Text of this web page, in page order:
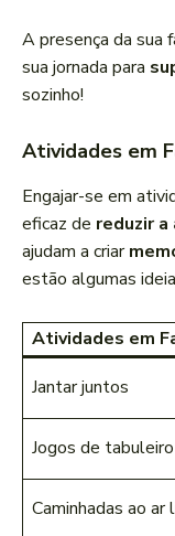
A presença da sua
sua jornada para
sozinho!
Atividades em
Engajar-se em
eficaz de reduzir a
ajudam a criar
estão algumas
Atividades em
Jantar juntos
Jogos de tabuleiro
Caminhadas ao ar